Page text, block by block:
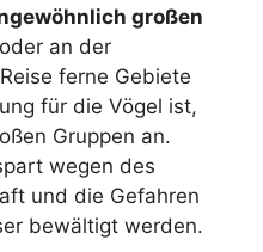
großen
an der
ferne Gebiete
für die Vögel ist,
Gruppen an.
wegen des
und die Gefahren
bewältigt werden.